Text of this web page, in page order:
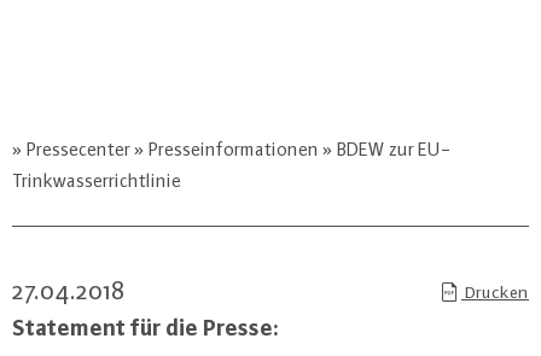
Pressecenter Presseinformationen
BDEW zur EU-
Trinkwasserrichtlinie
27.04.2018 Drucken
Statement für die Presse: